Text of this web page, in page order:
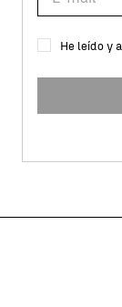
He leído y